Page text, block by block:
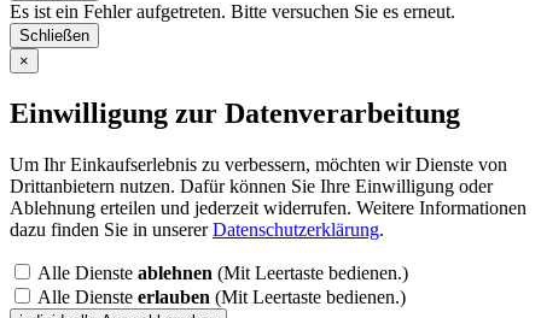
Es ist ein Fehler aufgetreten. Bitte versuchen Sie es erneut.
Schließen
×
Einwilligung zur Datenverarbeitung
Um Ihr Einkaufserlebnis zu verbessern, möchten wir Dienste von
Drittanbietern nutzen. Dafür können Sie Ihre Einwilligung oder
Ablehnung erteilen und jederzeit widerrufen. Weitere Informationen
dazu finden Sie in unsererDatenschutzerklärung.
Alle Dienste ablehnen (Mit Leertaste bedienen.)
Alle Dienste erlauben (Mit Leertaste bedienen.)